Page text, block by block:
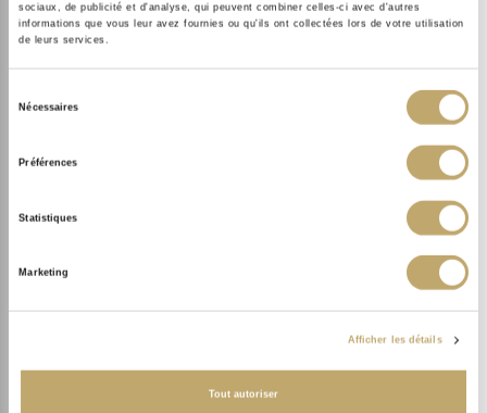
sociaux, de publicité et d'analyse, qui peuvent combiner celles-ci avec d'autres
informations que vous leur avez fournies ou qu'ils ont collectées lors de votre utilisation
de leurs services.
Nécessaires
Préférences
Statistiques
Marketing
Afficher les détails
Tout autoriser
3.